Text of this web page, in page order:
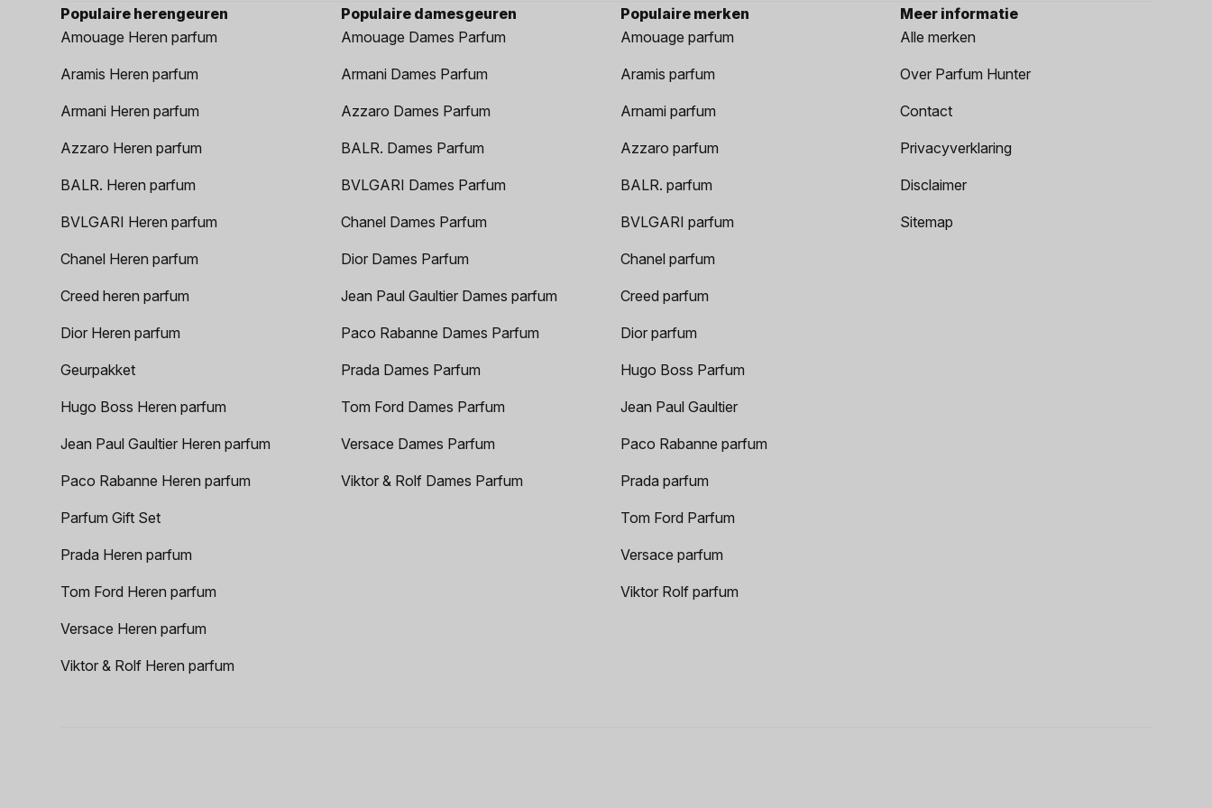
Populaire herengeuren
Amouage Heren parfum
Aramis Heren parfum
Armani Heren parfum
Azzaro Heren parfum
BALR. Heren parfum
BVLGARI Heren parfum
Chanel Heren parfum
Creed heren parfum
Dior Heren parfum
Geurpakket
Hugo Boss Heren parfum
Jean Paul Gaultier Heren parfum
Paco Rabanne Heren parfum
Parfum Gift Set
Prada Heren parfum
Tom Ford Heren parfum
Versace Heren parfum
Viktor & Rolf Heren parfum
Populaire damesgeuren
Amouage Dames Parfum
Armani Dames Parfum
Azzaro Dames Parfum
BALR. Dames Parfum
BVLGARI Dames Parfum
Chanel Dames Parfum
Dior Dames Parfum
Jean Paul Gaultier Dames parfum
Paco Rabanne Dames Parfum
Prada Dames Parfum
Tom Ford Dames Parfum
Versace Dames Parfum
Viktor & Rolf Dames Parfum
Populaire merken
Amouage parfum
Aramis parfum
Arnami parfum
Azzaro parfum
BALR. parfum
BVLGARI parfum
Chanel parfum
Creed parfum
Dior parfum
Hugo Boss Parfum
Jean Paul Gaultier
Paco Rabanne parfum
Prada parfum
Tom Ford Parfum
Versace parfum
Viktor Rolf parfum
Meer informatie
Alle merken
Over Parfum Hunter
Contact
Privacyverklaring
Disclaimer
Sitemap